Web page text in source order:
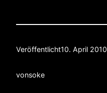
Veröffentlicht10. April 2010
vonsoke